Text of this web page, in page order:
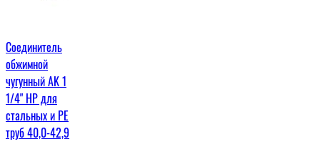
Соединитель
обжимной
чугунный AK 1
1/4" НР для
стальных и PE
труб 40,0-42,9